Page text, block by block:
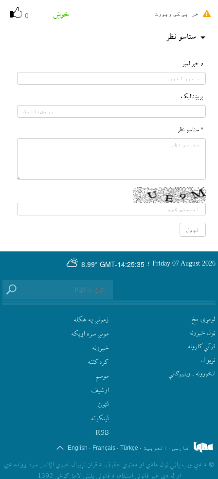
0 خوښ خرابی کی رپورٹ
ستاسو نظر
د خبر لمبر
بريښناليک
* ستاسو نظر
GMT-14:25:35
8.99° Friday 07 August 2026 ؛
لومړۍ مخ
ټول خبرونه
قرآني کارونه
نړيوال
انځورونه ـ ویډیوګانې
زمونږ په هکله
مونږ سره اړيکه
‫خبرونه
کره کتنه
موسم
ارشيف
لټون
لينکونه
RSS
فارسی . العربیة .
Türkçe
.
Français
.
English
© د دې ويب پاڼې ټول مادي او معنوي حقوق، د قران نړيوال خبري اژانس سره اړونده دي
او له دې غير قانوني استفاده د قانوني پلټني لامل ګرځي 1392